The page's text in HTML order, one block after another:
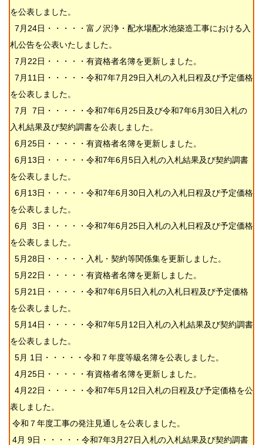
を公表しました。
7月24日・・・・・富ノ沢浄・配水場配水池築造工事における入
札公告を公表いたしました。
7月22日・・・・・ 有資格者名簿を更新しました。
7月11日・・・・・令和7年7月29日入札の入札日程及び予定価格
を公表しました。
7月 7日・・・・・令和7年6月25日及び令和7年6月30日入札の
入札結果及び契約調書を公表しました。
6月25日・・・・・ 有資格者名簿を更新しました。
6月13日・・・・・ 令和7年6月5日入札の入札結果及び契約調書
を公表しました。
6月13日・・・・・令和7年6月30日入札の入札日程及び予定価格
を公表しました。
6月 3日・・・・・令和7年6月25日入札の入札日程及び予定価格
を公表しました。
5月28日・・・・・入札・契約等関係集を更新しました。
5月22日・・・・・有資格者名簿を更新しました。
5月21日・・・・・令和7年6月5日入札の入札日程及び予定価格
を公表しました。
5月14日・・・・・令和7年5月12日入札の入札結果及び契約調書
を公表しました。
5月 1日・・・・・令和７年度等級名簿を公表しました。
4月25日・・・・・有資格者名簿を更新しました。
4月22日・・・・・令和7年5月12日入札の日程及び予定価格を公
表しました。
令和７年度工事の発注見通しを公表しました。
4月 9日・・・・・令和7年3月27日入札の入札結果及び契約調書